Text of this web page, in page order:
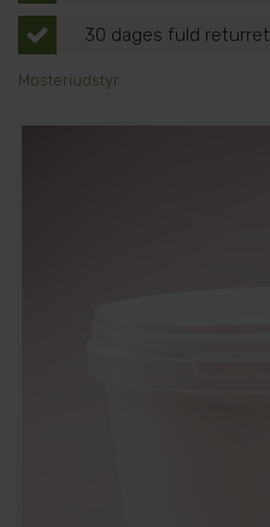
30 dages fuld returret
Mosteriudstyr